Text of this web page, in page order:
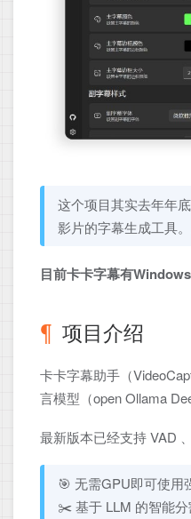
这个项目其实去年年
影片的字幕生成工具
目前卡卡字幕有
项目介绍
卡卡字幕助手（
言模型（open Ollama
最新版本已经支持 VAD
🎯 无需GPU即可使用
✂️ 基于 LLM 的智能分